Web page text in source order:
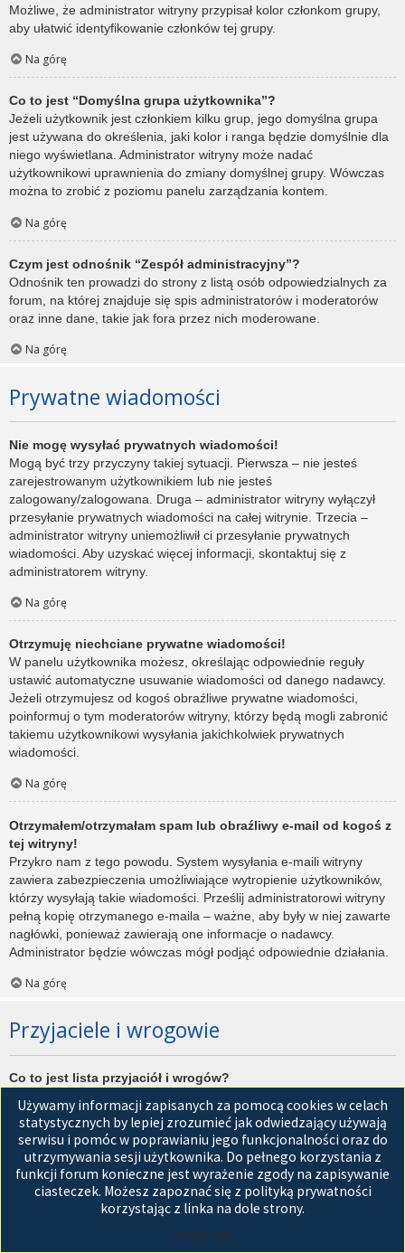
Możliwe, że administrator witryny przypisał kolor członkom grupy,
aby ułatwić identyfikowanie członków tej grupy.
Na górę
Co to jest “Domyślna grupa użytkownika”?
Jeżeli użytkownik jest członkiem kilku grup, jego domyślna grupa
jest używana do określenia, jaki kolor i ranga będzie domyślnie dla
niego wyświetlana. Administrator witryny może nadać
użytkownikowi uprawnienia do zmiany domyślnej grupy. Wówczas
można to zrobić z poziomu panelu zarządzania kontem.
Na górę
Czym jest odnośnik “Zespół administracyjny”?
Odnośnik ten prowadzi do strony z listą osób odpowiedzialnych za
forum, na której znajduje się spis administratorów i moderatorów
oraz inne dane, takie jak fora przez nich moderowane.
Na górę
Prywatne wiadomości
Nie mogę wysyłać prywatnych wiadomości!
Mogą być trzy przyczyny takiej sytuacji. Pierwsza – nie jesteś
zarejestrowanym użytkownikiem lub nie jesteś
zalogowany/zalogowana. Druga – administrator witryny wyłączył
przesyłanie prywatnych wiadomości na całej witrynie. Trzecia –
administrator witryny uniemożliwił ci przesyłanie prywatnych
wiadomości. Aby uzyskać więcej informacji, skontaktuj się z
administratorem witryny.
Na górę
Otrzymuję niechciane prywatne wiadomości!
W panelu użytkownika możesz, określając odpowiednie reguły
ustawić automatyczne usuwanie wiadomości od danego nadawcy.
Jeżeli otrzymujesz od kogoś obraźliwe prywatne wiadomości,
poinformuj o tym moderatorów witryny, którzy będą mogli zabronić
takiemu użytkownikowi wysyłania jakichkolwiek prywatnych
wiadomości.
Na górę
Otrzymałem/otrzymałam spam lub obraźliwy e-mail od kogoś z
tej witryny!
Przykro nam z tego powodu. System wysyłania e-maili witryny
zawiera zabezpieczenia umożliwiające wytropienie użytkowników,
którzy wysyłają takie wiadomości. Prześlij administratorowi witryny
pełną kopię otrzymanego e-maila – ważne, aby były w niej zawarte
nagłówki, ponieważ zawierają one informacje o nadawcy.
Administrator będzie wówczas mógł podjąć odpowiednie działania.
Na górę
Przyjaciele i wrogowie
Co to jest lista przyjaciół i wrogów?
użytkowników witryny. Użytkownicy dodani do listy przyjaciół będą
wyświetleni na karciePrzyjacieleznajdującej się w panelu
zarządzania kontem. Z tego poziomu można szybko sprawdzić ich
status, a także wysłać prywatną wiadomość. Zależnie od
używanego stylu witryny, posty tych użytkowników mogą być
wyróżniane. Jeśli użytkownik zostanie dodany do listy wrogów,
Używamy informacji zapisanych za pomocą cookies w celach
statystycznych by lepiej zrozumieć jak odwiedzający używają
serwisu i pomóc w poprawianiu jego funkcjonalności oraz do
utrzymywania sesji użytkownika. Do pełnego korzystania z
funkcji forum konieczne jest wyrażenie zgody na zapisywanie
ciasteczek. Możesz zapoznać się z polityką prywatności
korzystając z linka na dole strony.
Akceptuję